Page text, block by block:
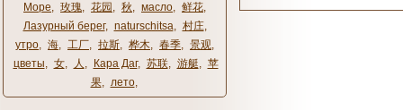
Море, 玫瑰, 花园 , 秋, масло, 鲜花,
Лазурный берег, naturschitsa, 村庄,
утро, 海, 工厂, 拉斯, 桦木, 春季, 景观,
цветы, 女, 人 , Кара Даг, 苏联, 游艇, 苹
果, лето,